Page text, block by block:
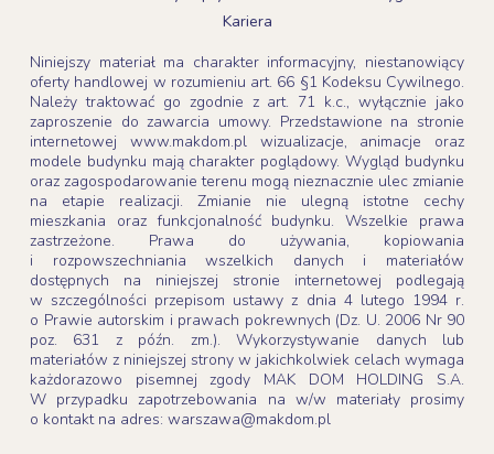
Kariera
Niniejszy materiał ma charakter informacyjny, niestanowiący
oferty handlowej w rozumieniu art. 66 §1 Kodeksu Cywilnego.
Należy traktować go zgodnie z art. 71 k.c., wyłącznie jako
zaproszenie do zawarcia umowy. Przedstawione na stronie
internetowej www.makdom.pl wizualizacje, animacje oraz
modele budynku mają charakter poglądowy. Wygląd budynku
oraz zagospodarowanie terenu mogą nieznacznie ulec zmianie
na etapie realizacji. Zmianie nie ulegną istotne cechy
mieszkania oraz funkcjonalność budynku. Wszelkie prawa
zastrzeżone. Prawa do używania, kopiowania
i rozpowszechniania wszelkich danych i materiałów
dostępnych na niniejszej stronie internetowej podlegają
w szczególności przepisom ustawy z dnia 4 lutego 1994 r.
o Prawie autorskim i prawach pokrewnych (Dz. U. 2006 Nr 90
poz. 631 z późn. zm.). Wykorzystywanie danych lub
materiałów z niniejszej strony w jakichkolwiek celach wymaga
każdorazowo pisemnej zgody MAK DOM HOLDING S.A.
W przypadku zapotrzebowania na w/w materiały prosimy
o kontakt na adres: warszawa@makdom.pl